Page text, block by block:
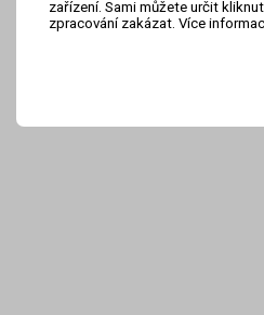
zařízení. Sami můžete určit
zpracování zakázat. Více